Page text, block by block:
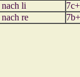
li
re